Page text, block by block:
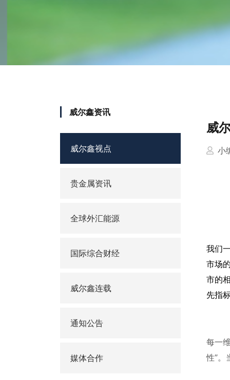
威尔鑫资讯
威尔鑫视点
贵金属资讯
全球外汇能源
国际综合财经
威尔鑫连载
通知公告
媒体合作
威
小
我们
市场
市的
先指
每一
性”。